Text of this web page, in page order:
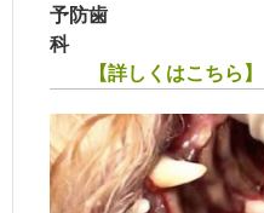
予防歯
【詳しくはこちら】